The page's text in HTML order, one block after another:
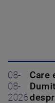
08-
08-
2026
Care